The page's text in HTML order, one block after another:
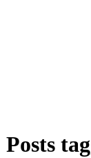
Posts